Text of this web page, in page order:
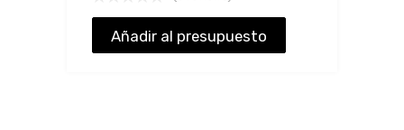
Añadir al presupuesto